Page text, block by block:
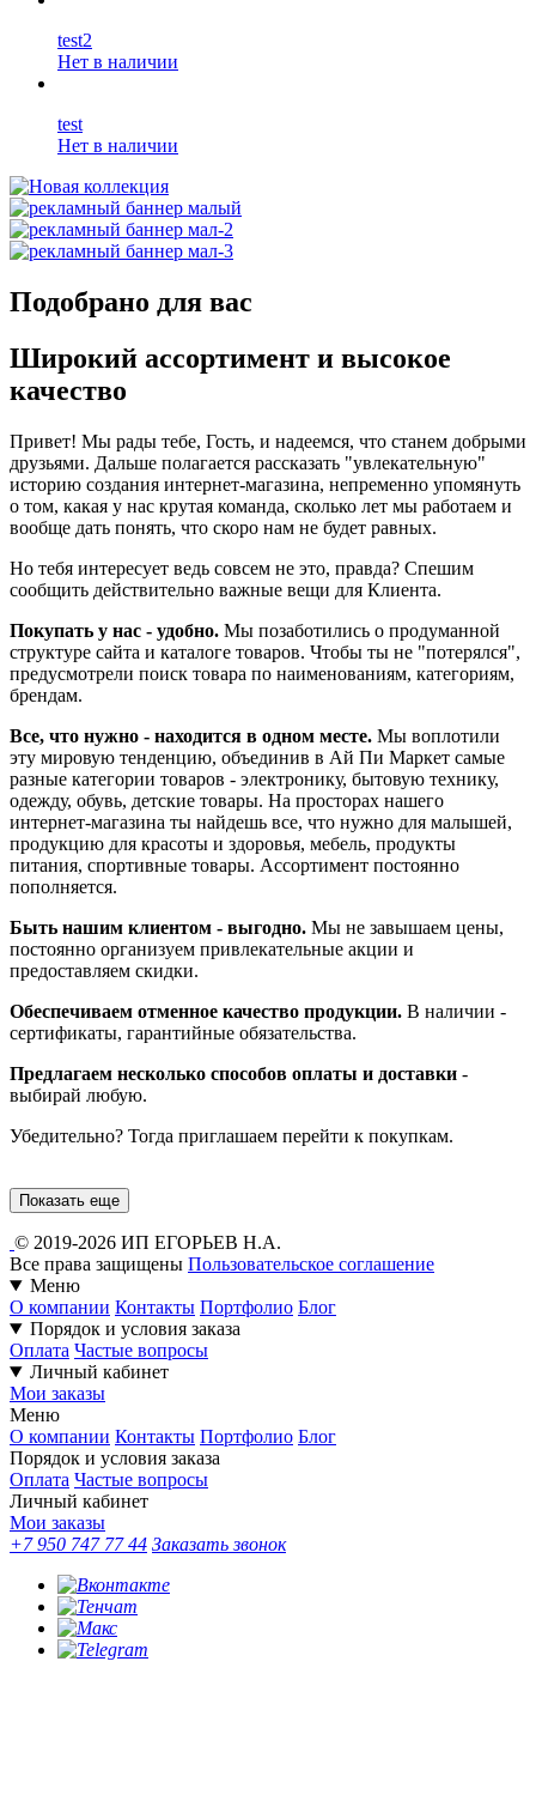
test2
Нет в наличии
test
Нет в наличии
Подобрано для вас
Широкий ассортимент и высокое
качество
Привет! Мы рады тебе, Гость, и надеемся, что станем добрыми
друзьями. Дальше полагается рассказать "увлекательную"
историю создания интернет-магазина, непременно упомянуть
о том, какая у нас крутая команда, сколько лет мы работаем и
вообще дать понять, что скоро нам не будет равных.
Но тебя интересует ведь совсем не это, правда? Спешим
сообщить действительно важные вещи для Клиента.
Покупать у нас - удобно. Мы позаботились о продуманной
структуре сайта и каталоге товаров. Чтобы ты не "потерялся",
предусмотрели поиск товара по наименованиям, категориям,
брендам.
Все, что нужно - находится в одном месте. Мы воплотили
эту мировую тенденцию, объединив в Ай Пи Маркет самые
разные категории товаров - электронику, бытовую технику,
одежду, обувь, детские товары. На просторах нашего
интернет-магазина ты найдешь все, что нужно для малышей,
продукцию для красоты и здоровья, мебель, продукты
питания, спортивные товары. Ассортимент постоянно
пополняется.
Быть нашим клиентом - выгодно. Мы не завышаем цены,
постоянно организуем привлекательные акции и
предоставляем скидки.
Обеспечиваем отменное качество продукции. В наличии -
сертификаты, гарантийные обязательства.
Предлагаем несколько способов оплаты и доставки -
выбирай любую.
Убедительно? Тогда приглашаем перейти к покупкам.
Показать еще
© 2019-2026 ИП ЕГОРЬЕВ Н.А.
Все права защищены Пользовательское соглашение
Меню
О компании Контакты Портфолио Блог
Порядок и условия заказа
Оплата Частые вопросы
Личный кабинет
Мои заказы
Меню
О компании Контакты Портфолио Блог
Порядок и условия заказа
Оплата Частые вопросы
Личный кабинет
Мои заказы
+7 950 747 77 44 Заказать звонок